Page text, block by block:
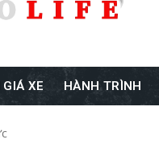
XE HÀNH TRÌNH